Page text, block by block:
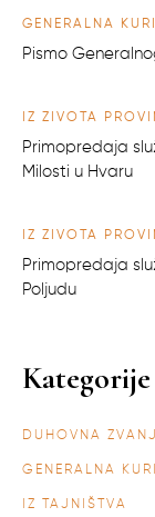
GENERALNA
Pismo
IZ ŽIVOTA
Primopredaja
Milosti u Hvaru
IZ ŽIVOTA
Primopredaja
Poljudu
Kategorije
DUHOVNA
GENERALNA
IZ TAJNIŠTVA